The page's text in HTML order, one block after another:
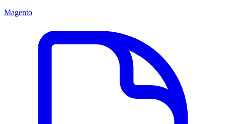
Magento